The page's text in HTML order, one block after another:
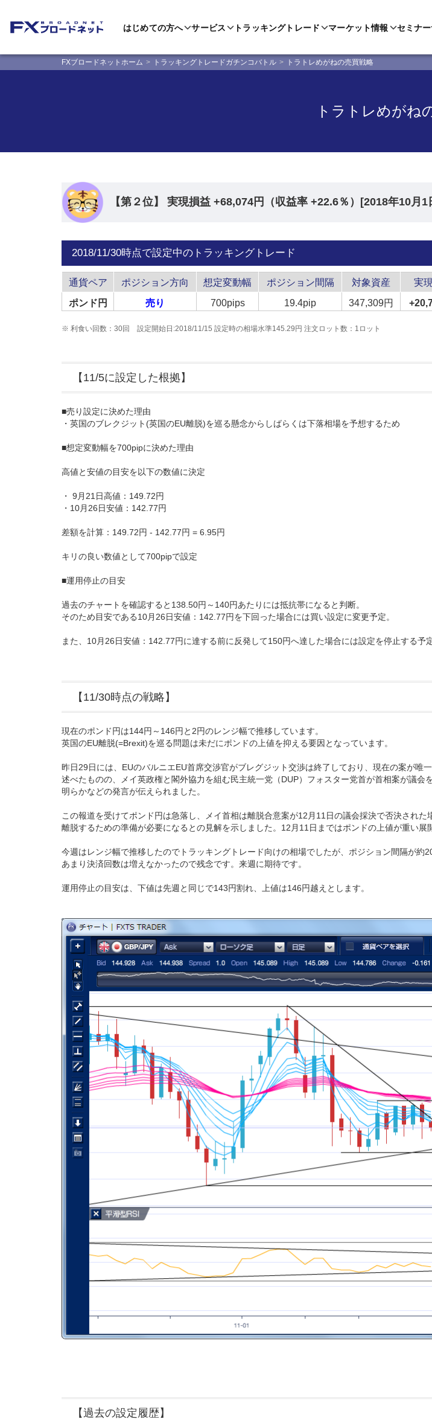
はじめての方へ サービス トラッキングトレード マーケット情報 セミナー
FXブロードネットホーム トラッキングトレードガチンコバトル トラトレめがねの売買戦略
トラトレめがね
【第２位】 実現損益 +68,074円（収益率 +22.6％）[2018年10月
2018/11/30時点で設定中のトラッキングトレード
通貨ペア ポジション方向 想定変動幅 ポジション間隔 対象資産 実
ポンド円
売り 700pips 19.4pip 347,309円
利食い回数：30回 設定開始日:2018/11/15 設定時の相場水準145.29円 注文ロット数：1ロット
【11/5に設定した根拠】
■売り設定に決めた理由
・英国のブレクジット(英国のEU離脱)を巡る懸念からしばらくは下落相場を予想するため
■想定変動幅を700pipに決めた理由
高値と安値の目安を以下の数値に決定
・ 9月21日高値：149.72円
・10月26日安値：142.77円
差額を計算：149.72円 - 142.77円 = 6.95円
キリの良い数値として700pipで設定
■運用停止の目安
過去のチャートを確認すると138.50円～140円あたりには抵抗帯になると判断。
そのため目安である10月26日安値：142.77円を下回った場合には買い設定に変更予定。
また、10月26日安値：142.77円に達する前に反発して150円へ達した場合には設定を停止する予定
【11/30時点の戦略】
現在のポンド円は144円～146円と2円のレンジ幅で推移しています。
英国のEU離脱(=Brexit)を巡る問題は未だにポンドの上値を抑える要因となっています。
昨日29日には、EUのバルニエEU首席交渉官がブレグジット交渉は終了しており、現在の案が唯
述べたものの、メイ英政権と閣外協力を組む民主統一党（DUP）フォスター党首が首相案が議会
明らかなどの発言が伝えられました。
この報道を受けてポンド円は急落し、メイ首相は離脱合意案が12月11日の議会採決で否決された
離脱するための準備が必要になるとの見解を示しました。12月11日まではポンドの上値が重い展
今週はレンジ幅で推移したのでトラッキングトレード向けの相場でしたが、ポジション間隔が約
あまり決済回数は増えなかったので残念です。来週に期待です。
運用停止の目安は、下値は先週と同じで143円割れ、上値は146円越えとします。
【過去の設定履歴】